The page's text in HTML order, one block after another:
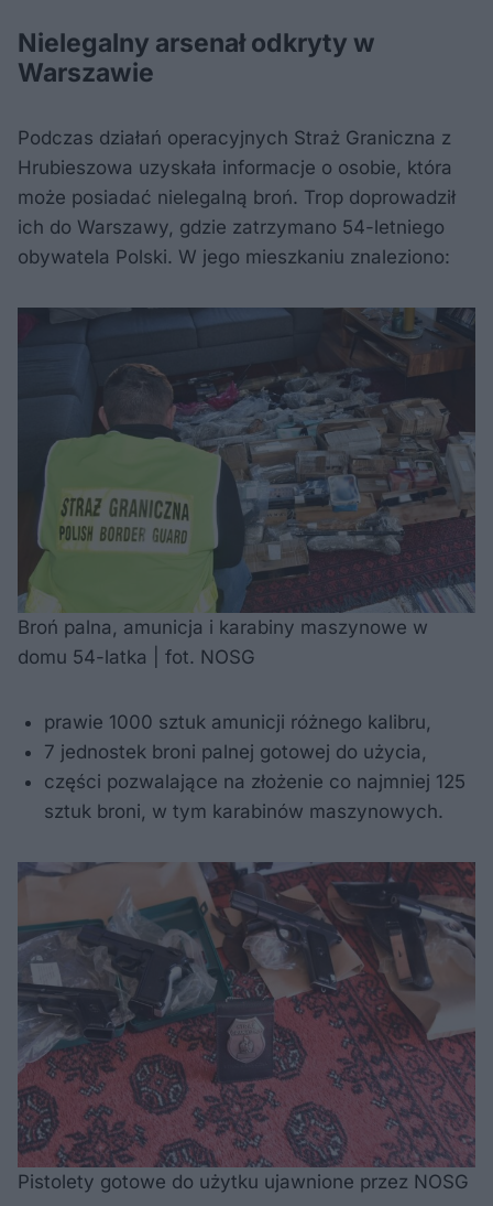
Nielegalny arsenał odkryty w
Warszawie
Podczas działań operacyjnych Straż Graniczna z
Hrubieszowa uzyskała informacje o osobie, która
może posiadać nielegalną broń. Trop doprowadził
ich do Warszawy, gdzie zatrzymano 54-letniego
obywatela Polski. W jego mieszkaniu znaleziono:
Broń palna, amunicja i karabiny maszynowe w
domu 54-latka | fot. NOSG
prawie 1000 sztuk amunicji różnego kalibru,
7 jednostek broni palnej gotowej do użycia,
części pozwalające na złożenie co najmniej 125
sztuk broni, w tym karabinów maszynowych.
Pistolety gotowe do użytku ujawnione przez NOSG